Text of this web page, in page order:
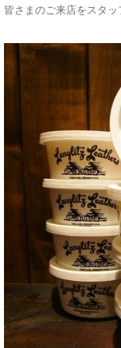
皆さまのご来店をスタッ